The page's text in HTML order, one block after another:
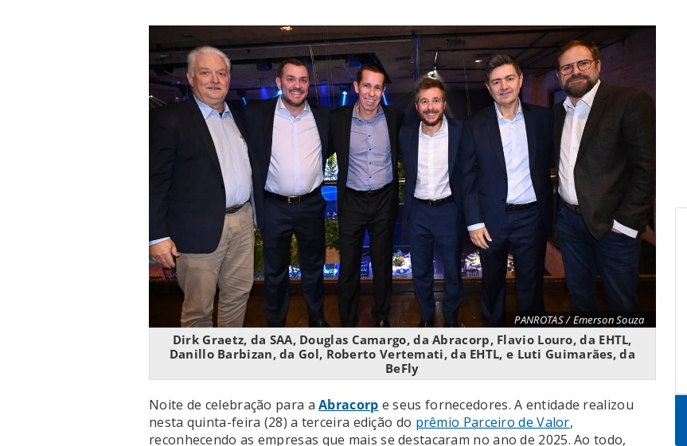
PANROTAS / Emerson Souza
Dirk Graetz, da SAA, Douglas Camargo, da Abracorp, Flavio Louro, da EHTL,
Danillo Barbizan, da Gol, Roberto Vertemati, da EHTL, e Luti Guimarães, da
BeFly
Noite de celebração para aAbracorp e seus fornecedores. A entidade realizou
nesta quinta-feira (28) a terceira edição do prêmio Parceiro de Valor,
reconhecendo as empresas que mais se destacaram no ano de 2025. Ao todo,